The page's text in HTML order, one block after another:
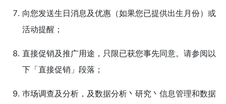
向您发送生日消息及优惠（如果您已提供出生月份）或
活动提醒；
直接促销及推广用途，只限已获您事先同意。请参阅以
下「直接促销」段落；
巿场调查及分析，及数据分析丶研究丶信息管理和数据